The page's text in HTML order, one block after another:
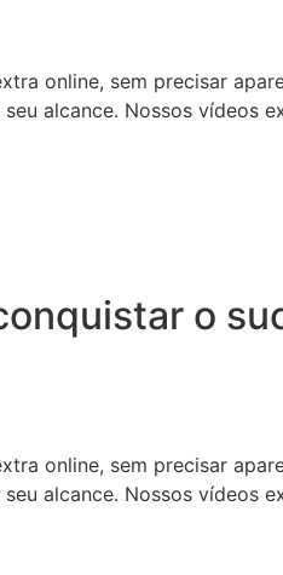
online, sem precisar
alcance. Nossos vídeos
o
online, sem precisar
alcance. Nossos vídeos